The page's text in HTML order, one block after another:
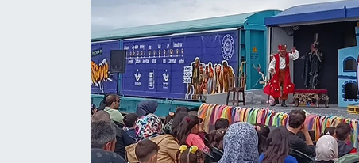
Kültür Sanat
Hasköy